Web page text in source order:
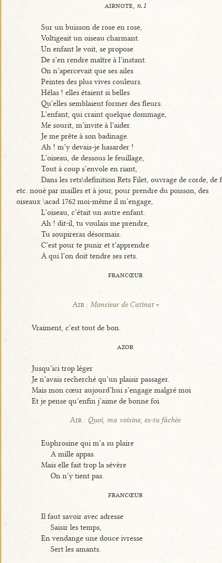
airnote, n.1
Sur un buisson de rose en rose,
Voltigeait un oiseau charmant.
Un enfant le voit, se propose
De s’en rendre maître à l’instant.
On n’apercevait que ses ailes
Peintes des plus vives couleurs.
Hélas ! elles étaient si belles
Qu’elles semblaient former des fleurs.
L’enfant, qui craint quelque dommage,
Me sourit, m’invite à l’aider.
Je me prête à son badinage.
Ah ! m’y devais-je hasarder !
L’oiseau, de dessous le feuillage,
Tout à coup s’envole en riant,
Dans les rets\definition Rets Filet, ouvrage de corde, de
etc. noué par mailles et à jour, pour prendre du poisson, des
oiseaux \acad 1762 moi-même il m’engage,
L’oiseau, c’était un autre enfant.
Ah ! dit-il, tu voulais me prendre,
Tu soupireras désormais.
C’est pour te punir et t’apprendre
À qui l’on doit tendre ses rets.
francœur
Air : Monsieur de Catinat
Vraiment, c’est tout de bon.
azor
Jusqu’ici trop léger
Je n’avais recherché qu’un plaisir passager.
Mais mon cœur aujourd’hui s’engage malgré moi
Et je pense qu’enfin j’aime de bonne foi.
Air : Quoi, ma voisine, es-tu fâchée
Euphrosine qui m’a su plaire
A mille appas.
Mais elle fait trop la sévère
On n’y tient pas.
francœur
Il faut savoir avec adresse
Saisir les temps,
En vendange une douce ivresse
Sert les amants.